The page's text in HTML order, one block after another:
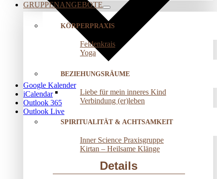
GRUPPENANGEBOTE
KÖRPERPRAXIS
Feldenkrais
Yoga
BEZIEHUNGSRÄUME
Liebe für mein inneres Kind
Verbindung (er)leben
SPIRITUALITÄT & ACHTSAMKEIT
Inner Science Praxisgruppe
Kirtan – Heilsame Klänge
Google Kalender
iCalendar
Outlook 365
Outlook Live
Details